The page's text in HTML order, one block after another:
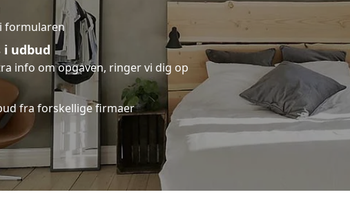
formularen
i udbud
info om opgaven, ringer vi dig op
fra forskellige firmaer